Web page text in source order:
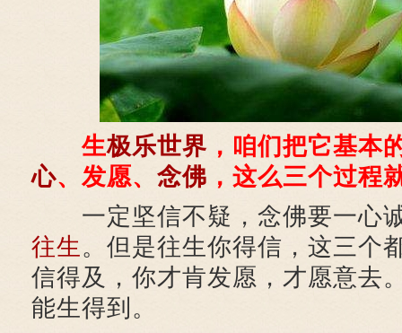
生极乐世界 ，咱们把它基本
心、发愿、 念佛 ，这么三个过程
一定坚信不疑，念佛要一心
往生 。但是往生你得信，这三个
信得及，你才肯发愿，才愿意去
能生得到。